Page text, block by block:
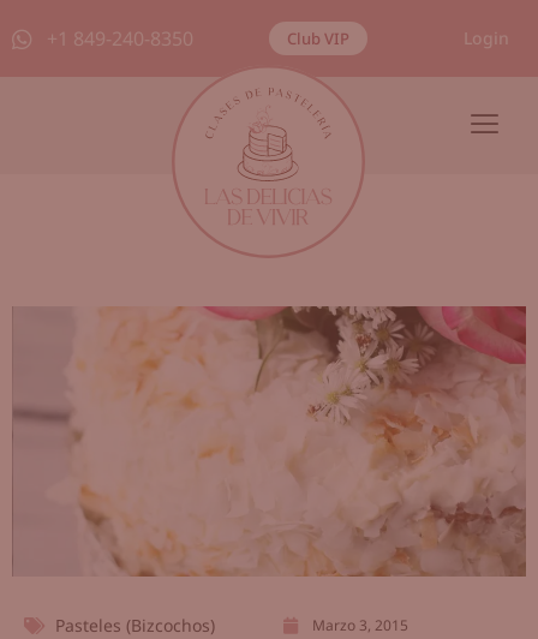
+1 849-240-8350 Club VIP Login
Pasteles (Bizcochos) Marzo 3, 2015